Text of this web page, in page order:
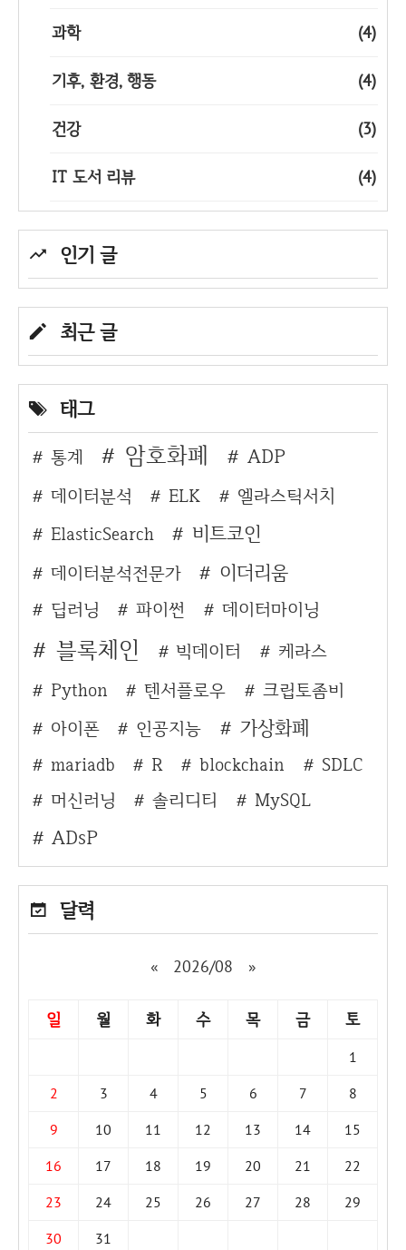
과학 (4)
기후, 환경, 행동 (4)
건강 (3)
IT 도서 리뷰 (4)
인기 글
최근 글
태그
통계 암호화폐 ADP
데이터분석 ELK
엘라스틱서치
ElasticSearch
비트코인
데이터분석전문가 이더리움
딥러닝 파이썬 데이터마이닝
블록체인 빅데이터
케라스
Python
텐서플로우
크립토좀비
아이폰
인공지능 가상화폐
mariadb R blockchain
SDLC
머신러닝
솔리디티 MySQL
ADsP
달력
« 2026/08 »
일 월 화 수 목 금 토
1
2
3 4 5 6 7
8
9
10 11 12 13 14
15
16
17 18 19 20 21
22
23
24 25 26 27 28
29
30
31